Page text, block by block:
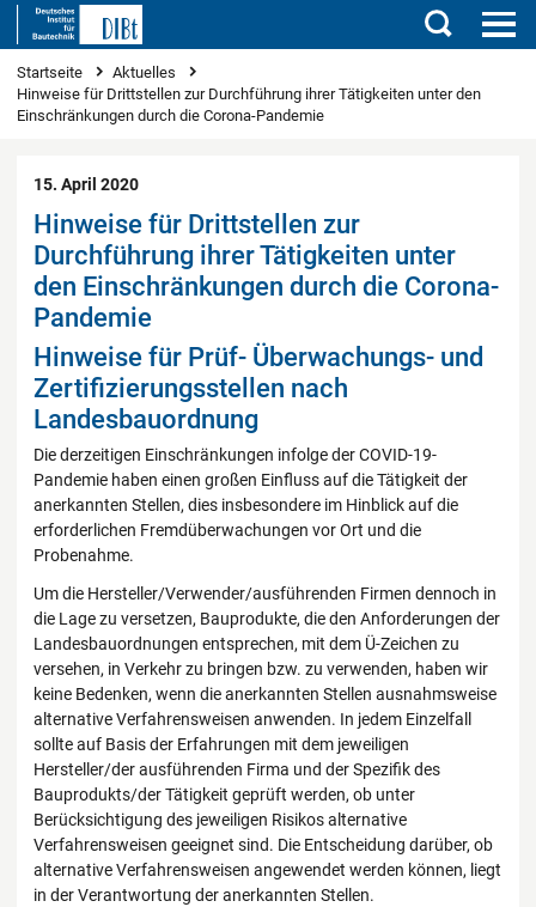
Suchen
Sie sind hier
Startseite
Aktuelles
Hinweise für Drittstellen zur Durchführung ihrer Tätigkeiten unter den
Einschränkungen durch die Corona-Pandemie
15. April 2020
Hinweise für Drittstellen zur
Durchführung ihrer Tätigkeiten unter
den Einschränkungen durch die Corona-
Pandemie
Hinweise für Prüf- Überwachungs- und
Zertifizierungsstellen nach
Landesbauordnung
Die derzeitigen Einschränkungen infolge der COVID-19-
Pandemie haben einen großen Einfluss auf die Tätigkeit der
anerkannten Stellen, dies insbesondere im Hinblick auf die
erforderlichen Fremdüberwachungen vor Ort und die
Probenahme.
Um die Hersteller/Verwender/ausführenden Firmen dennoch in
die Lage zu versetzen, Bauprodukte, die den Anforderungen der
Landesbauordnungen entsprechen, mit dem Ü-Zeichen zu
versehen, in Verkehr zu bringen bzw. zu verwenden, haben wir
keine Bedenken, wenn die anerkannten Stellen ausnahmsweise
alternative Verfahrensweisen anwenden. In jedem Einzelfall
sollte auf Basis der Erfahrungen mit dem jeweiligen
Hersteller/der ausführenden Firma und der Spezifik des
Bauprodukts/der Tätigkeit geprüft werden, ob unter
Berücksichtigung des jeweiligen Risikos alternative
Verfahrensweisen geeignet sind. Die Entscheidung darüber, ob
alternative Verfahrensweisen angewendet werden können, liegt
in der Verantwortung der anerkannten Stellen.